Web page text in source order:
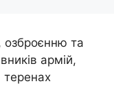
озброєнню та
армій,
теренах